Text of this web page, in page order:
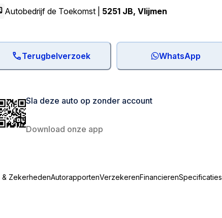
Autobedrijf de Toekomst | 5251 JB, Vlijmen
WhatsApp
Terugbelverzoek
Sla deze auto op zonder account
Download onze app
& ZekerhedenAutorapportenVerzekerenFinancierenSpecificaties